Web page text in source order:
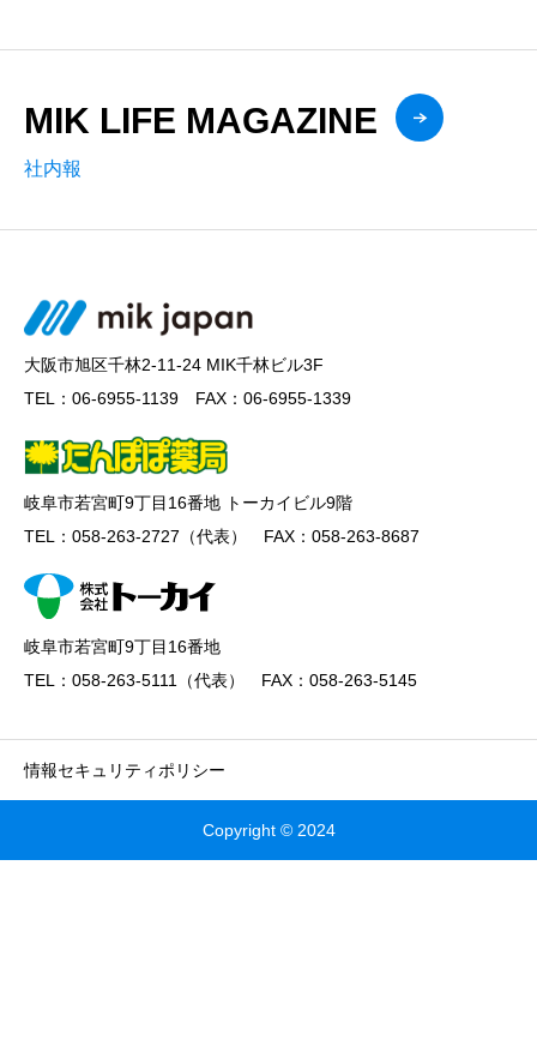
MIK LIFE MAGAZINE
社内報
大阪市旭区千林2-11-24 MIK千林ビル3F
TEL：06-6955-1139 FAX：06-6955-1339
岐阜市若宮町9丁目16番地 トーカイビル9階
TEL：058-263-2727（代表） FAX：058-263-8687
岐阜市若宮町9丁目16番地
TEL：058-263-5111（代表） FAX：058-263-5145
情報セキュリティポリシー
Copyright © 2024